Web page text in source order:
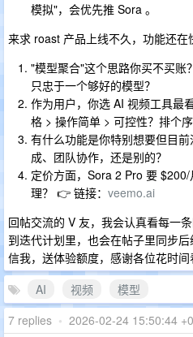
模拟"，会优先推 Sora 。
来求 roast 产品上线不久，功能还在
"模型聚合"这个思路你买不买账
只忠于一个够好的模型？
作为用户，你选 AI 视频工具最
格 > 操作简单 > 可控性？排个序
有什么功能是你特别想要但目
成、团队协作，还是别的？
定价方面，Sora 2 Pro 要
理？ 👉 链接： veemo.ai
回帖交流的 V 友，我会认真看每一
到迭代计划里，也会在帖子里同步
信我，送体验额度，感谢各位花时
AI
视频
模型
7 replies • 2026-02-24 15:50:44